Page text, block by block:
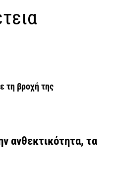
τη βροχή της
ανθεκτικότητα, τα